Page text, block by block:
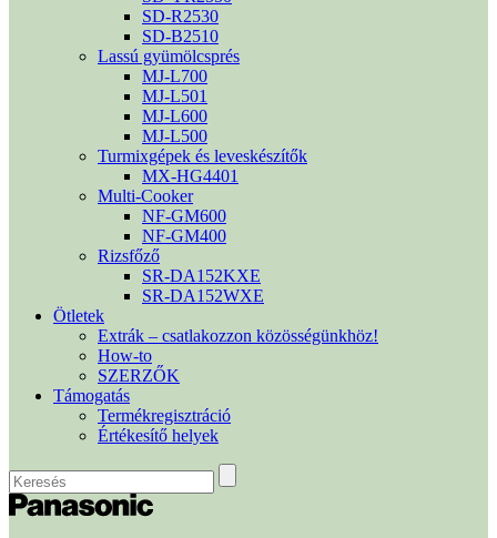
SD-R2530
SD-B2510
Lassú gyümölcsprés
MJ-L700
MJ-L501
MJ-L600
MJ-L500
Turmixgépek és leveskészítők
MX-HG4401
Multi-Cooker
NF-GM600
NF-GM400
Rizsfőző
SR-DA152KXE
SR-DA152WXE
Ötletek
Extrák – csatlakozzon közösségünkhöz!
How-to
SZERZŐK
Támogatás
Termékregisztráció
Értékesítő helyek